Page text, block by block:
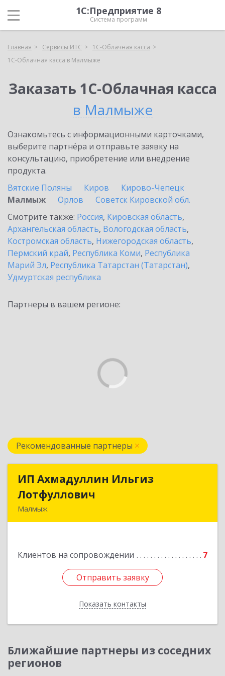
1С:Предприятие 8
Система программ
Главная Сервисы ИТС
1С-Облачная касса
1С-Облачная касса в Малмыже
Заказать 1С-Облачная касса
в Малмыже
Ознакомьтесь с информационными карточками,
выберите партнёра и отправьте заявку на
консультацию, приобретение или внедрение
продукта.
Вятские Поляны
Киров
Кирово-Чепецк
Малмыж
Орлов
Советск Кировской обл.
Смотрите также: Россия, Кировская область,
Архангельская область, Вологодская область,
Костромская область, Нижегородская область,
Пермский край, Республика Коми, Республика
Марий Эл, Республика Татарстан (Татарстан),
Удмуртская республика
Партнеры в вашем регионе:
Рекомендованные партнеры
ИП Ахмадуллин Ильгиз
Лотфуллович
Малмыж
Клиентов на сопровождении 7
Отправить заявку
Показать контакты
ИП Ахмадуллин Ильгиз
Подробнее
Отправить заявку
Назад
Ближайшие партнеры из соседних
регионов